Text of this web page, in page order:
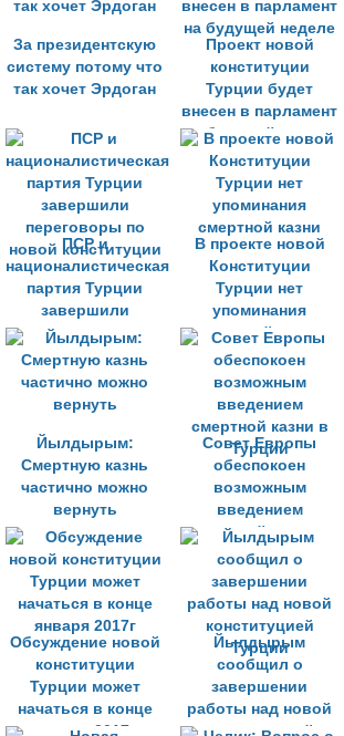
За президентскую
систему потому что
так хочет Эрдоган
Проект новой
конституции
Турции будет
внесен в парламент
на будущей неделе
ПСР и
националистическая
партия Турции
завершили
переговоры по
новой конституции
В проекте новой
Конституции
Турции нет
упоминания
смертной казни
Йылдырым:
Смертную казнь
частично можно
вернуть
Совет Европы
обеспокоен
возможным
введением
смертной казни в
Турции
Обсуждение новой
конституции
Турции может
начаться в конце
января 2017г
Йылдырым
сообщил о
завершении
работы над новой
конституцией